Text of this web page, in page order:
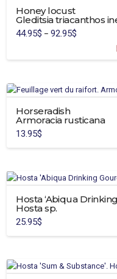
Honey locust
Gleditsia triacanthos
44.95$ – 92.95$
92.95$
multiple
variants.
The
options
may
chosen
the
product
Horseradish
Armoracia rusticana
13.95$
Hosta ‘Abiqua
Hosta sp.
25.95$